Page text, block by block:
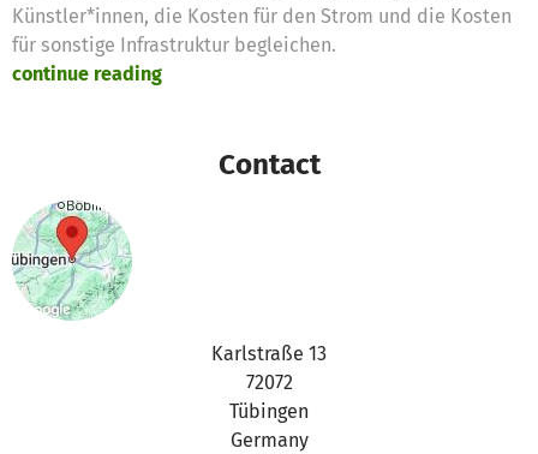
Künstler*innen, die Kosten für den Strom und die Kosten
für sonstige Infrastruktur begleichen.
continue reading
Contact
Karlstraße 13
72072
Tübingen
Germany